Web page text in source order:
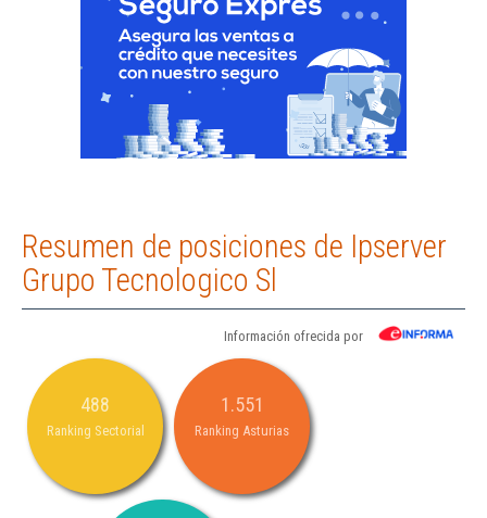
Resumen de posiciones de Ipserver
Grupo Tecnologico Sl
Información ofrecida por
488
Ranking Sectorial
1.551
Ranking Asturias